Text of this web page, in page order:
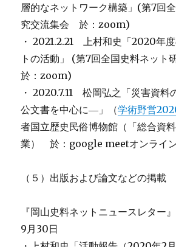
層的なネットワーク構築」(第7回
究交流集会 於：zoom)
・ 2021.2.21 上村和史「2020年
トの活動」 (第7回全国史料ネット
於：zoom)
・ 2020.7.11 松岡弘之「災害資
公文書を中心に―」（学術野営
者国立歴史民俗博物館（「総合資
業） 於：google meetオンライン
（５）出版および論文などの掲載
『岡山史料ネットニュースレター
9月30日